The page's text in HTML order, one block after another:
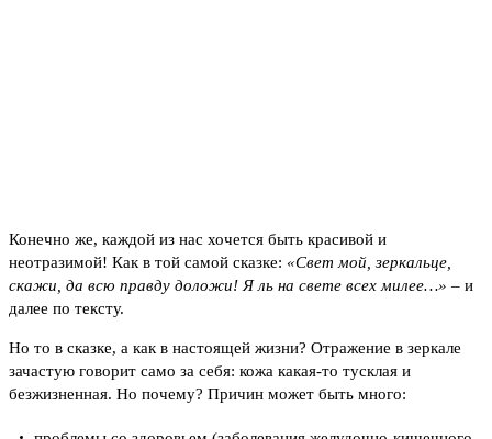
Конечно же, каждой из нас хочется быть красивой и
неотразимой! Как в той самой сказке: «Свет мой, зеркальце,
скажи, да всю правду доложи! Я ль на свете всех милее…» – и
далее по тексту.
Но то в сказке, а как в настоящей жизни? Отражение в зеркале
зачастую говорит само за себя: кожа какая-то тусклая и
безжизненная. Но почему? Причин может быть много: